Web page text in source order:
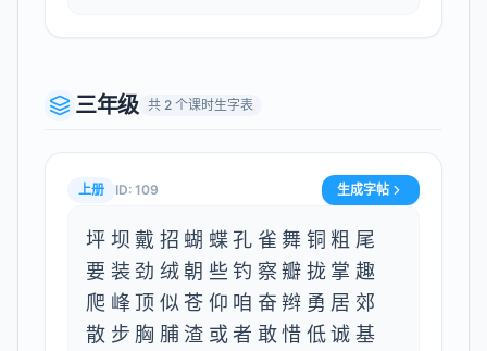
三年级 共 2个课时生字表
上册 ID: 109 生成字帖
坪坝戴招蝴蝶孔雀舞铜粗尾
要装劲绒朝些钓察瓣拢掌趣
爬峰顶似苍仰咱奋辫勇居郊
散步胸脯渣或者敢惜低诚基